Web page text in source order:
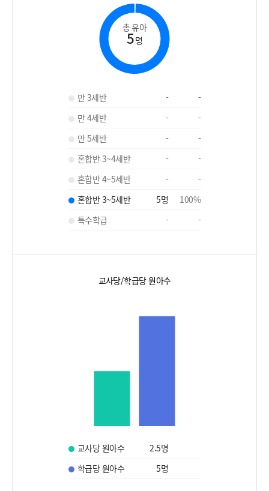
총 유아
5명
만 3세반 -
-
만 4세반
-
-
만 5세반
-
-
혼합반 3~4세반
-
-
혼합반 4~5세반
-
-
혼합반 3~5세반
5명 100%
특수학급
- -
교사당/학급당 원아수
교사당 원아수 2.5명
학급당 원아수
5명